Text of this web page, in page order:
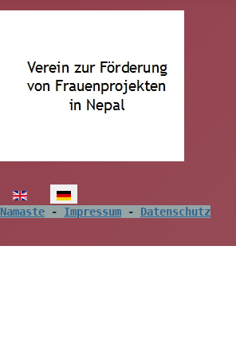
Sprache auswählen
Namaste - Impressum - Datenschutz